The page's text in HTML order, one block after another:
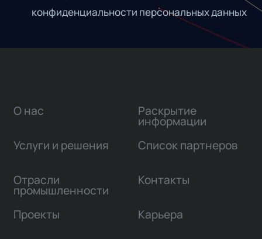
конфиденциальности персональных данных
О нас
Услуги и решения
Отрасли
промышленности
Проекты
Раскрытие
информации
Список партнеров
Контакты
Карьера